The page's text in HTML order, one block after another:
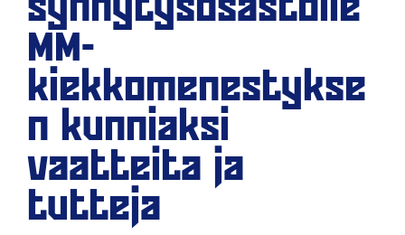
MM-
kiekkomenestykse
n kunniaksi
vaatteita ja
tutteja